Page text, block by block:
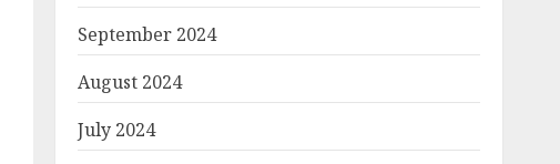
September 2024
August 2024
July 2024